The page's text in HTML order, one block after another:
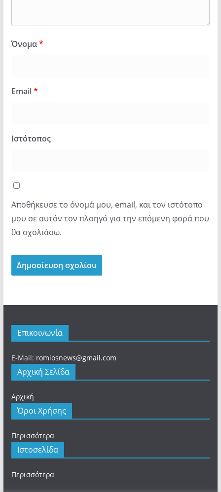
Όνομα*
Email*
Ιστότοπος
Αποθήκευσε το όνομά μου, email, και τον ιστότοπο
μου σε αυτόν τον πλοηγό για την επόμενη φορά που
θα σχολιάσω.
Επικοινωνία
E-Mail: romiosnews@gmail.com
Αρχική Σελίδα
Αρχική
Όροι Χρήσης
Περισσότερα
Ιστοσελίδα
Περισσότερα